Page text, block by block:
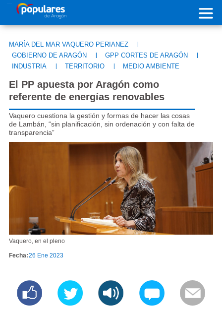
Pasar al contenido principal
MARÍA DEL MAR VAQUERO PERIANEZ |
GOBIERNO DE ARAGÓN | GPP CORTES DE ARAGÓN |
INDUSTRIA | TERRITORIO | MEDIO AMBIENTE
El PP apuesta por Aragón como
referente de energías renovables
Vaquero cuestiona la gestión y formas de hacer las cosas
de Lambán, “sin planificación, sin ordenación y con falta de
transparencia”
Vaquero, en el pleno
Fecha:26 Ene 2023